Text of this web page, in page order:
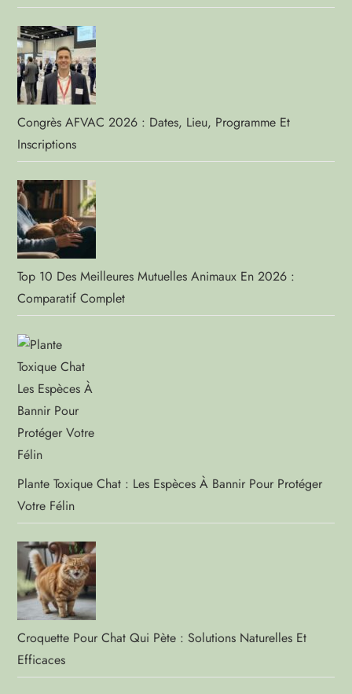
Congrès AFVAC 2026 : Dates, Lieu, Programme Et
Inscriptions
Top 10 Des Meilleures Mutuelles Animaux En 2026 :
Comparatif Complet
Plante Toxique Chat : Les Espèces À Bannir Pour Protéger
Votre Félin
Croquette Pour Chat Qui Pète : Solutions Naturelles Et
Efficaces